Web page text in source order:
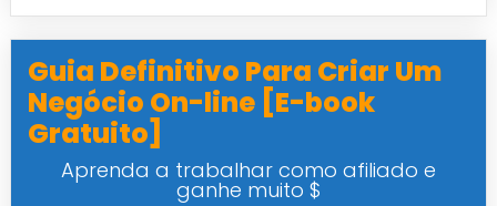
Guia Definitivo Para Criar Um
Negócio On-line [E-book
Gratuito]
Aprenda a trabalhar como afiliado e
ganhe muito $